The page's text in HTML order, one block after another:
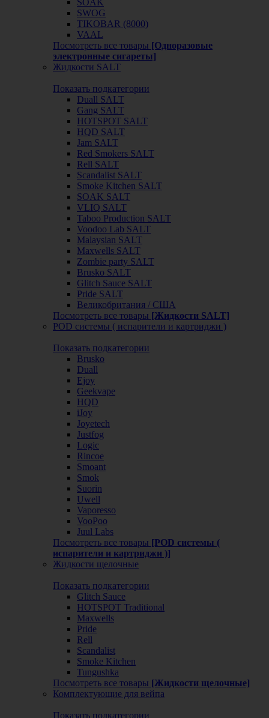
SWOG
TIKOBAR (8000)
VAAL
Посмотреть все товары [Одноразовые
электронные сигареты]
Жидкости SALT
Показать подкатегории
Duall SALT
Gang SALT
HOTSPOT SALT
HQD SALT
Jam SALT
Red Smokers SALT
Rell SALT
Scandalist SALT
Smoke Kitchen SALT
SOAK SALT
VLIQ SALT
Taboo Production SALT
Voodoo Lab SALT
Malaysian SALT
Maxwells SALT
Zombie party SALT
Brusko SALT
Glitch Sauce SALT
Pride SALT
Великобритания / США
Посмотреть все товары [Жидкости SALT]
POD системы ( испарители и картриджи )
Показать подкатегории
Brusko
Duall
Ejoy
Geekvape
HQD
iJoy
Joyetech
Justfog
Logic
Rincoe
Smoant
Smok
Suorin
Uwell
Vaporesso
VooPoo
Juul Labs
Посмотреть все товары [POD системы (
испарители и картриджи )]
Жидкости щелочные
Показать подкатегории
Glitch Sauce
HOTSPOT Traditional
Maxwells
Pride
Rell
Scandalist
Smoke Kitchen
Tungushka
Посмотреть все товары [Жидкости щелочные]
Комплектующие для вейпа
Показать подкатегории